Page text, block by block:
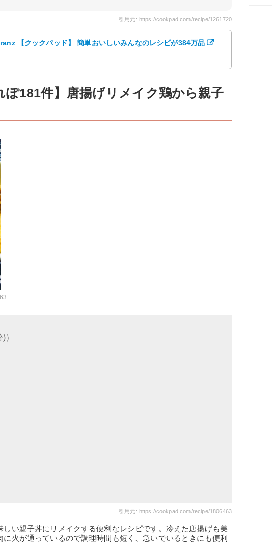
引用元: https://cookpad.com/recipe/1261720
【クックパッド】 簡単おいしいみんなのレシピが384万品
ぽ181件】唐揚げリメイク鶏から親子
）
引用元: https://cookpad.com/recipe/1806463
い親子丼にリメイクする便利なレシピです。冷えた唐揚げも美
火が通っているので調理時間も短く、急いでいるときにも便利